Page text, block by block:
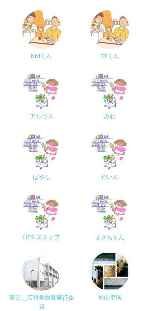
KMくん TTくん
アルゴス みむ
ばやし れいん
HFS_スタッフ まきちゃん
蓮田＿広報学園祭実行委
員
外山皇瑛